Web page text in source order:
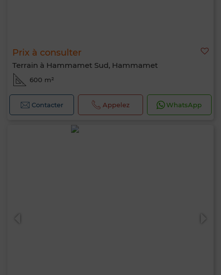
Prix à consulter
Terrain à Hammamet Sud, Hammamet
600 m²
Contacter Appelez WhatsApp